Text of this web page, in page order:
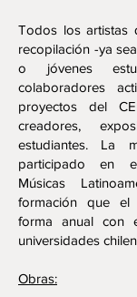
Todos los artistas
recopilación -ya
o jóvenes
colaboradores
proyectos del
creadores,
estudiantes. La
participado en
Músicas
formación que el
forma anual con
universidades
Obras: